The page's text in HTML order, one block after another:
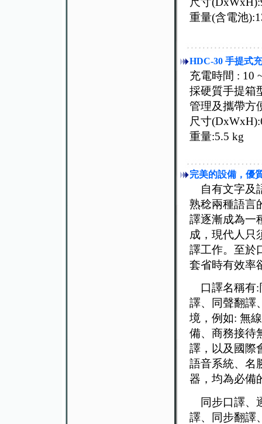
重量(含電池
HDC-30 手提式
充電時間 : 10
採硬質手提箱
管理及攜帶方
尺寸
重量:5.5 kg
完美的設備 ， 優
自有文字及
熟稔兩種語言
譯逐漸成為一
成，現代人只
譯工作。至於
套省時有效率
口譯名稱有:
譯、同聲翻譯
境，例如: 無
備、商務接待
譯，以及國際
語音系統、名
器，均為必備
同步口譯、
譯、同步翻譯